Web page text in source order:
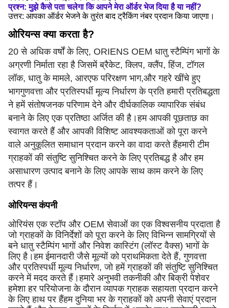
प्रश्न: मुझे कैसे पता चलेगा कि आपने मेरा ऑर्डर भेज दिया है या नहीं?
उत्तर: आपका ऑर्डर भेजने के तुरंत बाद ट्रैकिंग नंबर प्रदान किया जाएगा।
ओरियन्स क्या करता है?
20 से अधिक वर्षों के लिए, ORIENS OEM धातु स्टैम्पिंग भागों के
अग्रणी निर्माता रहा है जिसमें ब्रैकेट, क्लिप, क्लैंप, हिंज, टॉगल
लॉक, धातु के मामले, आरएफ परिरक्षण भाग,और गहरे खींचे हुए
भागगुणवत्ता और प्रतिस्पर्धी मूल्य निर्धारण के प्रति हमारी प्रतिबद्धता
ने हमें संतोषजनक परिणाम देने और दीर्घकालिक व्यापारिक संबंध
बनाने के लिए एक प्रतिष्ठा अर्जित की है।हम आपकी पूछताछ का
स्वागत करते हैं और आपकी विशिष्ट आवश्यकताओं को पूरा करने
वाले अनुकूलित समाधान प्रदान करने का वादा करते हैंहमारी टीम
ग्राहकों की संतुष्टि सुनिश्चित करने के लिए प्रतिबद्ध है और हम
असाधारण उत्पाद बनाने के लिए आपके साथ काम करने के लिए
तत्पर हैं।
ओरियन्स कंपनी
ओरियंस एक स्टॉप और OEM सेवाओं का एक विश्वसनीय प्रदाता है
जो ग्राहकों के विनिर्देशों को पूरा करने के लिए विभिन्न सामग्रियों से
बने धातु स्टैम्पिंग भागों और निवेश कास्टिंग (लॉस्ट वैक्स) भागों के
लिए है।हम ईमानदारी जैसे मूल्यों को प्राथमिकता देते हैं, गुणवत्ता
और प्रतिस्पर्धी मूल्य निर्धारण, जो हमें ग्राहकों की संतुष्टि सुनिश्चित
करने में मदद करते हैं।हमारे अनुभवी तकनीकी और बिक्री पेशेवर
हमेशा हर परियोजना के दौरान व्यापक ग्राहक सहायता प्रदान करने
के लिए हाथ पर हैंहम दुनिया भर के ग्राहकों को अपनी सेवाएं प्रदान